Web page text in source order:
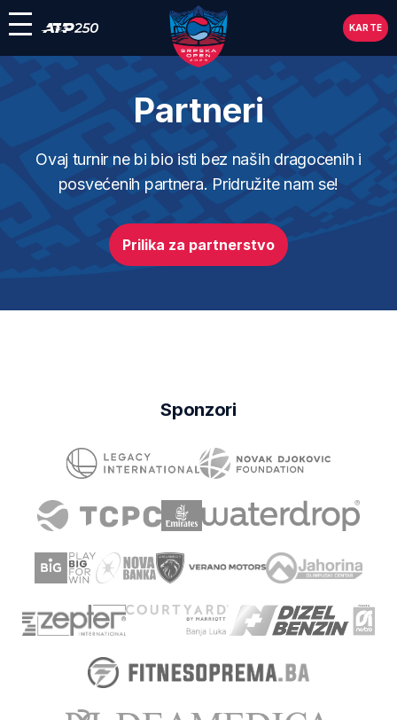
KARTE
Partneri
Ovaj turnir ne bi bio isti bez naših dragocenih i
posvećenih partnera. Pridružite nam se!
Prilika za partnerstvo
Sponzori